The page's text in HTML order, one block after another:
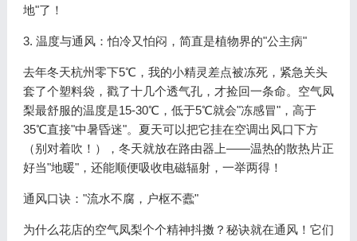
地"了！
3. 温度与通风：怕冷又怕闷，简直是植物界的"公主病"
去年冬天杭州零下5℃，我的小精灵差点被冻死，紧急关头
套了个塑料袋，戳了十几个透气孔，才捡回一条命。空气凤
梨最舒服的温度是15-30℃，低于5℃就会"冻感冒"，高于
35℃直接"中暑昏迷"。夏天可以把它挂在空调出风口下方
（别对着吹！），冬天就放在路由器上——温热的散热片正
好当"地暖"，还能顺便吸收电磁辐射，一举两得！
通风口诀："流水不腐，户枢不蠹"
为什么花店的空气凤梨个个精神抖擞？秘诀就在通风！它们